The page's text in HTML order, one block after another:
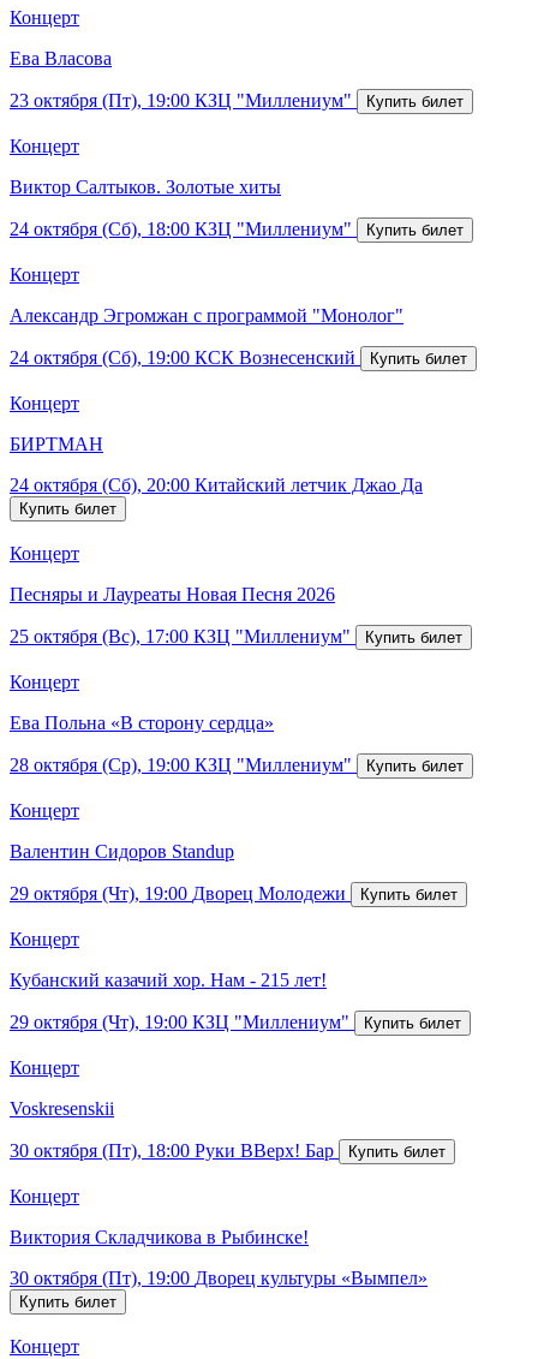
Концерт
Ева Власова
23 октября (Пт), 19:00 КЗЦ "Миллениум"
Концерт
Виктор Салтыков. Золотые хиты
24 октября (Сб), 18:00 КЗЦ "Миллениум"
Концерт
Александр Эгромжан с программой "Монолог"
24 октября (Сб), 19:00 КСК Вознесенский
Концерт
БИРТМАН
24 октября (Сб), 20:00 Китайский летчик Джао Да
Концерт
Песняры и Лауреаты Новая Песня 2026
25 октября (Вс), 17:00 КЗЦ "Миллениум"
Концерт
Ева Польна «В сторону сердца»
28 октября (Ср), 19:00 КЗЦ "Миллениум"
Концерт
Валентин Сидоров Standup
29 октября (Чт), 19:00 Дворец Молодежи
Концерт
Кубанский казачий хор. Нам - 215 лет!
29 октября (Чт), 19:00 КЗЦ "Миллениум"
Концерт
Voskresenskii
30 октября (Пт), 18:00 Руки ВВерх! Бар
Концерт
Виктория Складчикова в Рыбинске!
30 октября (Пт), 19:00 Дворец культуры «Вымпел»
Концерт